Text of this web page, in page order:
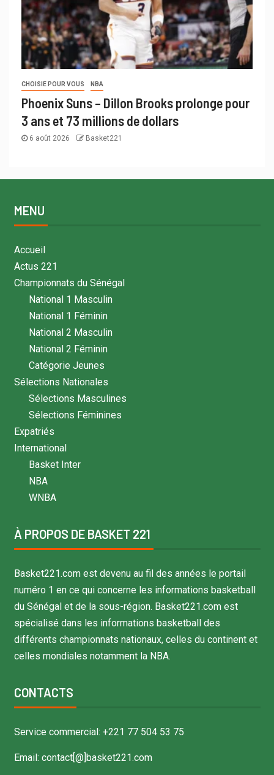
CHOISIE POUR VOUS NBA
Phoenix Suns – Dillon Brooks prolonge pour
3 ans et 73 millions de dollars
6 août 2026 Basket221
MENU
Accueil
Actus 221
Championnats du Sénégal
National 1 Masculin
National 1 Féminin
National 2 Masculin
National 2 Féminin
Catégorie Jeunes
Sélections Nationales
Sélections Masculines
Sélections Féminines
Expatriés
International
Basket Inter
NBA
WNBA
À PROPOS DE BASKET 221
Basket221.com est devenu au fil des années le portail
numéro 1 en ce qui concerne les informations basketball
du Sénégal et de la sous-région. Basket221.com est
spécialisé dans les informations basketball des
différents championnats nationaux, celles du continent et
celles mondiales notamment la NBA.
CONTACTS
Service commercial: +221 77 504 53 75
Email: contact[@]basket221.com